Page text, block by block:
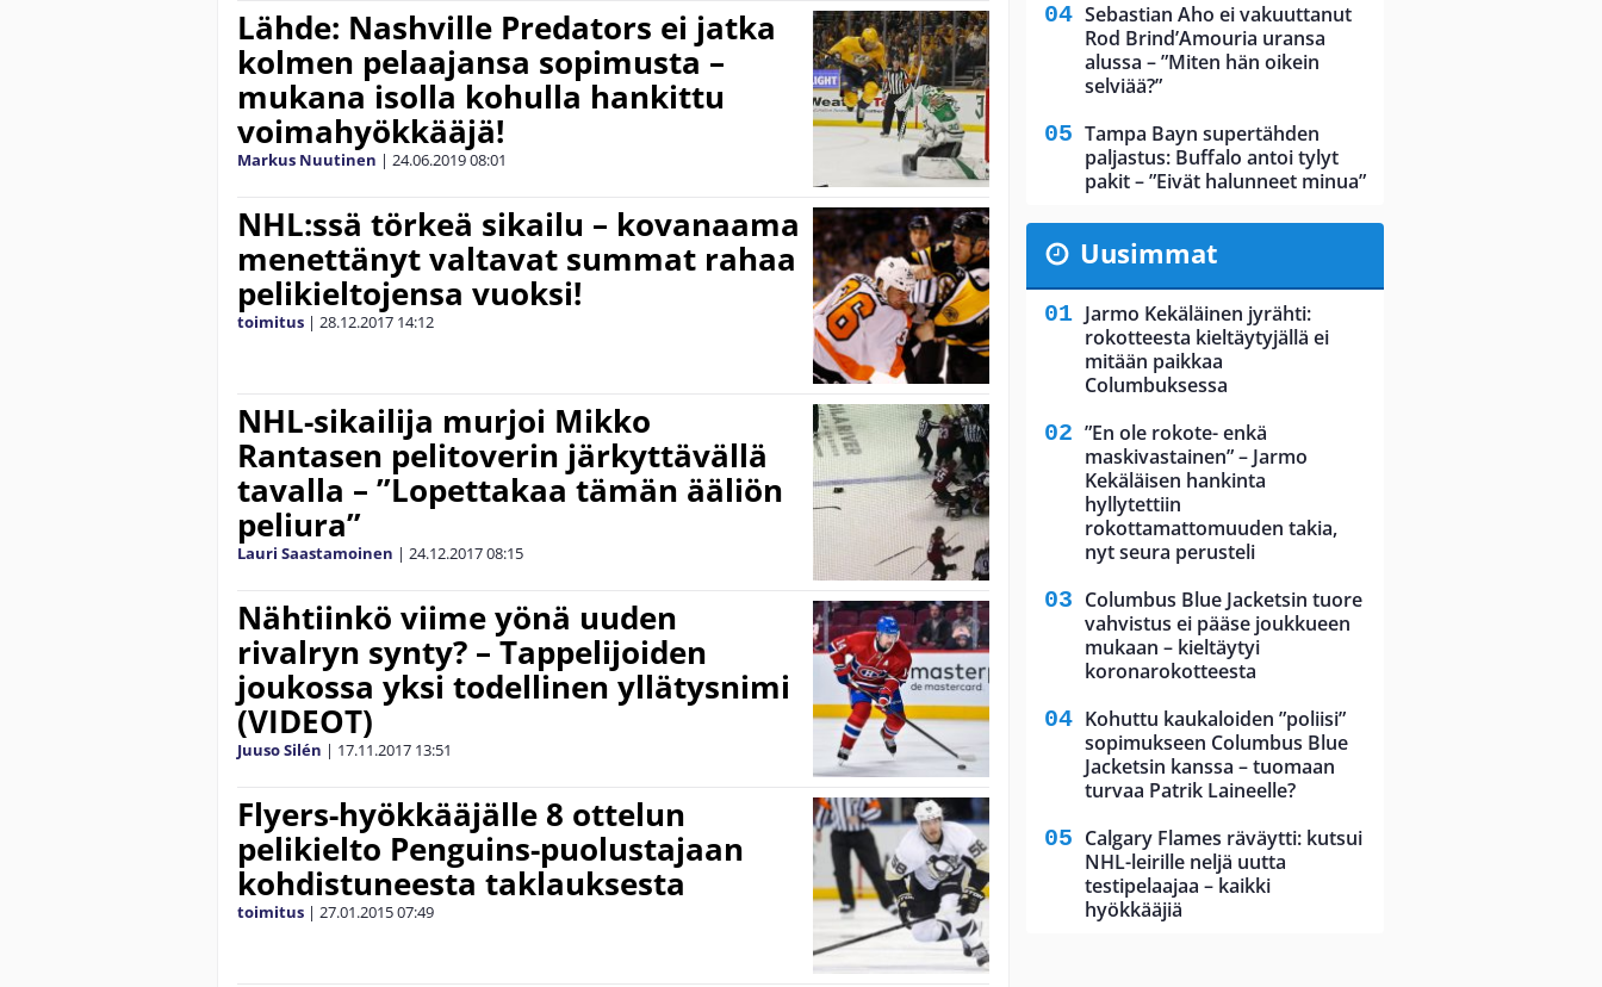
Lähde: Nashville Predators ei jatka
kolmen pelaajansa sopimusta –
mukana isolla kohulla hankittu
voimahyökkääjä!
Markus Nuutinen | 24.06.201908:01
NHL:ssä törkeä sikailu – kovanaama
menettänyt valtavat summat rahaa
pelikieltojensa vuoksi!
toimitus | 28.12.2017 14:12
NHL-sikailija murjoi Mikko
Rantasen pelitoverin järkyttävällä
tavalla – ”Lopettakaa tämän ääliön
peliura”
Lauri Saastamoinen | 24.12.201708:15
Nähtiinkö viime yönä uuden
rivalryn synty? – Tappelijoiden
joukossa yksi todellinen yllätysnimi
(VIDEOT)
Juuso Silén | 17.11.2017 13:51
Flyers-hyökkääjälle 8 ottelun
pelikielto Penguins-puolustajaan
kohdistuneesta taklauksesta
toimitus | 27.01.201507:49
Sebastian Aho ei vakuuttanut
Rod Brind’Amouria uransa
alussa – ”Miten hän oikein
selviää?”
Tampa Bayn supertähden
paljastus: Buffalo antoi tylyt
pakit – ”Eivät halunneet minua”
Uusimmat
Jarmo Kekäläinen jyrähti:
rokotteesta kieltäytyjällä ei
mitään paikkaa
Columbuksessa
”En ole rokote- enkä
maskivastainen” – Jarmo
Kekäläisen hankinta
hyllytettiin
rokottamattomuuden takia,
nyt seura perusteli
Columbus Blue Jacketsin tuore
vahvistus ei pääse joukkueen
mukaan – kieltäytyi
koronarokotteesta
Kohuttu kaukaloiden ”poliisi”
sopimukseen Columbus Blue
Jacketsin kanssa – tuomaan
turvaa Patrik Laineelle?
Calgary Flames räväytti: kutsui
NHL-leirille neljä uutta
testipelaajaa – kaikki
hyökkääjiä